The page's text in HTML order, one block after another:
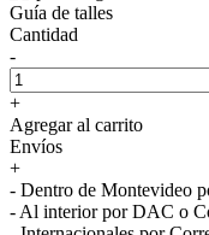
Guía de talles
Cantidad
-
+
Agregar al carrito
Envíos
+
- Dentro de Montevideo
- Al interior por DAC o